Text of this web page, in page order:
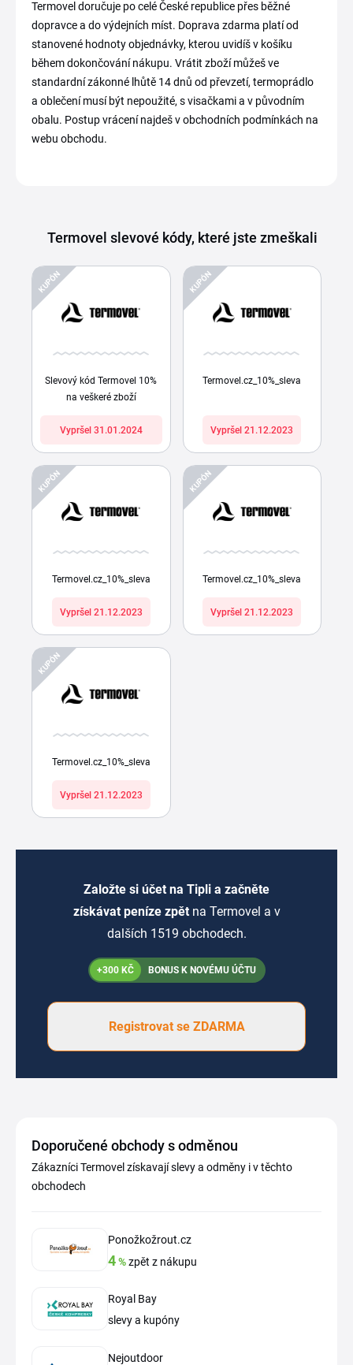
Termovel doručuje po celé České republice přes běžné
dopravce a do výdejních míst. Doprava zdarma platí od
stanovené hodnoty objednávky, kterou uvidíš v košíku
během dokončování nákupu. Vrátit zboží můžeš ve
standardní zákonné lhůtě 14 dnů od převzetí, termoprádlo
a oblečení musí být nepoužité, s visačkami a v původním
obalu. Postup vrácení najdeš v obchodních podmínkách na
webu obchodu.
Termovel slevové kódy, které jste zmeškali
KUPÓN
Slevový kód Termovel 10%
na veškeré zboží
Vypršel 31.01.2024
KUPÓN
Termovel.cz_10%_sleva
Vypršel 21.12.2023
KUPÓN
Termovel.cz_10%_sleva
Vypršel 21.12.2023
KUPÓN
Termovel.cz_10%_sleva
Vypršel 21.12.2023
KUPÓN
Termovel.cz_10%_sleva
Vypršel 21.12.2023
Založte si účet na Tipli a začněte
získávat peníze zpět na Termovel a v
dalších 1519 obchodech.
+300 KČ BONUS K NOVÉMU ÚČTU
Registrovat se ZDARMA
Doporučené obchody s odměnou
Zákazníci Termovel získavají slevy a odměny i v těchto
obchodech
Ponožkožrout.cz
4%zpět z nákupu
Royal Bay
slevy a kupóny
Nejoutdoor